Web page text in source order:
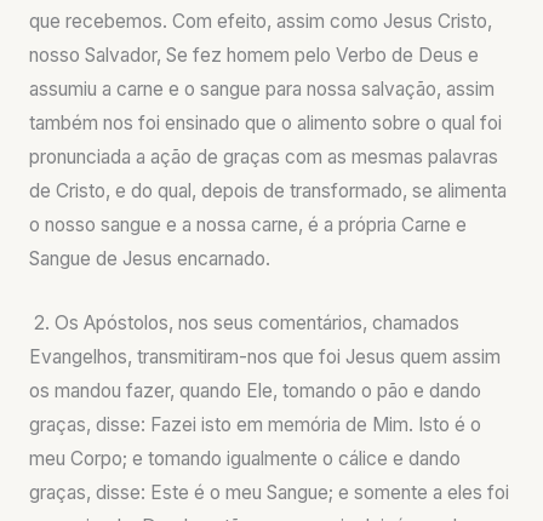
que recebemos. Com efeito, assim como Jesus Cristo,
nosso Salvador, Se fez homem pelo Verbo de Deus e
assumiu a carne e o sangue para nossa salvação, assim
também nos foi ensinado que o alimento sobre o qual foi
pronunciada a ação de graças com as mesmas palavras
de Cristo, e do qual, depois de transformado, se alimenta
o nosso sangue e a nossa carne, é a própria Carne e
Sangue de Jesus encarnado.
2. Os Apóstolos, nos seus comentários, chamados
Evangelhos, transmitiram-nos que foi Jesus quem assim
os mandou fazer, quando Ele, tomando o pão e dando
graças, disse: Fazei isto em memória de Mim. Isto é o
meu Corpo; e tomando igualmente o cálice e dando
graças, disse: Este é o meu Sangue; e somente a eles foi